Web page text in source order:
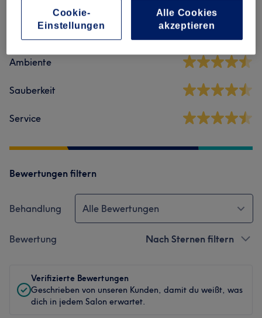
4,4
Ambiente
Sauberkeit
Service
Bewertungen filtern
Behandlung Alle Bewertungen
Bewertung Nach Sternen filtern
Verifizierte Bewertungen
Geschrieben von unseren Kunden, damit du weißt, was
dich in jedem Salon erwartet.
Cookie-
Einstellungen
Alle Cookies
akzeptieren